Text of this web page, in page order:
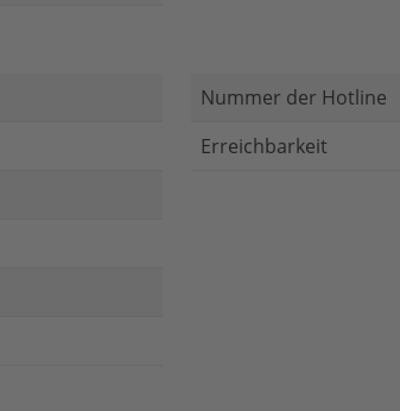
Nummer der Hotline
Erreichbarkeit